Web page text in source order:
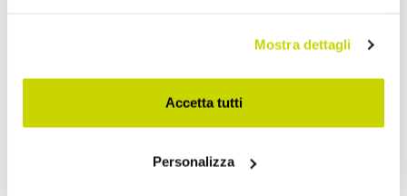
Mostra dettagli
Accetta tutti
Personalizza